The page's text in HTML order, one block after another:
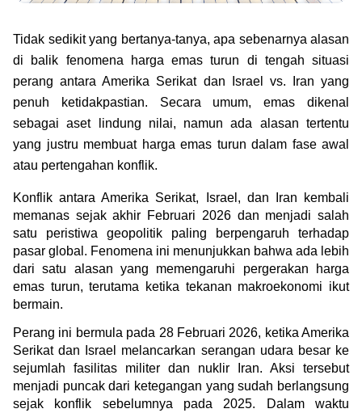
Profile
Tata Kelola
Tidak sedikit yang bertanya-tanya, apa sebenarnya alasan
di balik fenomena harga emas turun di tengah situasi
perang antara Amerika Serikat dan Israel vs. Iran yang
penuh ketidakpastian. Secara umum, emas dikenal
sebagai aset lindung nilai, namun ada alasan tertentu
yang justru membuat harga emas turun dalam fase awal
atau pertengahan konflik.
Konflik antara Amerika Serikat, Israel, dan Iran kembali
memanas sejak akhir Februari 2026 dan menjadi salah
satu peristiwa geopolitik paling berpengaruh terhadap
pasar global. Fenomena ini menunjukkan bahwa ada lebih
dari satu alasan yang memengaruhi pergerakan harga
emas turun, terutama ketika tekanan makroekonomi ikut
bermain.
Perang ini bermula pada 28 Februari 2026, ketika Amerika
Serikat dan Israel melancarkan serangan udara besar ke
sejumlah fasilitas militer dan nuklir Iran. Aksi tersebut
menjadi puncak dari ketegangan yang sudah berlangsung
sejak konflik sebelumnya pada 2025. Dalam waktu